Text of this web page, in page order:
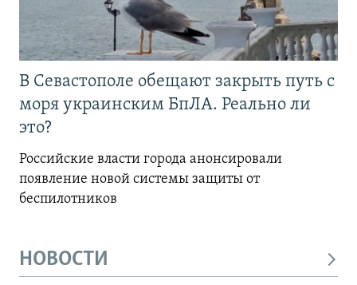
В Севастополе обещают закрыть путь с
моря украинским БпЛА. Реально ли
это?
Российские власти города анонсировали
появление новой системы защиты от
беспилотников
НОВОСТИ